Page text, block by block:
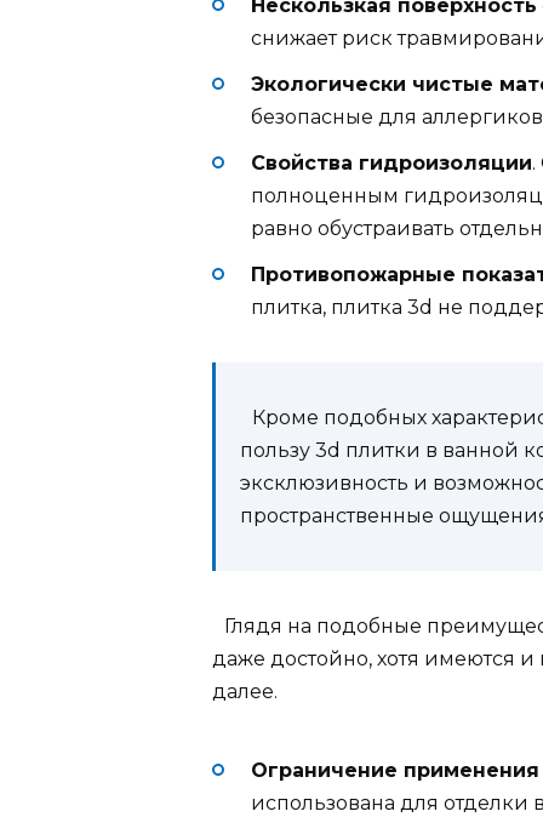
Нескользкая поверхность
снижает риск
Экологически чистые
безопасные для
Свойства гидроизоляции.
полноценным
равно обустраивать
Противопожарные
плитка, плитка 3d не
Кроме подобных
пользу 3d плитки в ванной
эксклюзивность и
пространственные
Глядя на подобные
даже достойно, хотя имеются
далее.
Ограничение
использована для